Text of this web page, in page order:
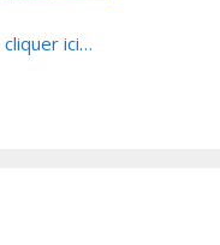
cliquer ici…